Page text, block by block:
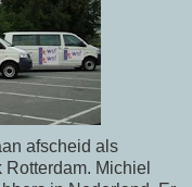
afscheid als
Rotterdam. Michiel